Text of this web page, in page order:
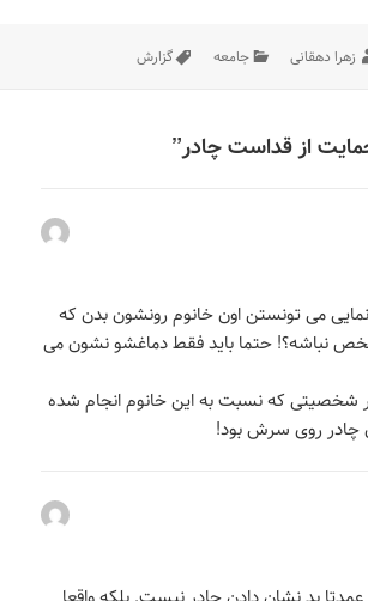
مؤلف
زهرا دهقانی دسته‌ها
جامعه برچسب‌ها
گزارش
می تونستن اون خانوم رونشون بدن که
نباشه؟! حتما باید فقط دماغشو نشون می
شخصیتی که نسبت به این خانوم انجام شده
چادر روی سرش بود!
بد نشان دادن چادر نیست. بلکه واقعا